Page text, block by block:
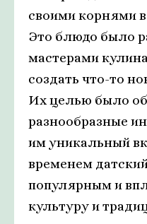
своими корнями
Это блюдо было
мастерами
создать что-то
Их целью было
разнообразные
им уникальный
временем
популярным и
культуру и